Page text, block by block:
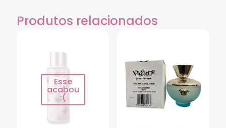
Produtos relacionados
Esse
acabou
:(